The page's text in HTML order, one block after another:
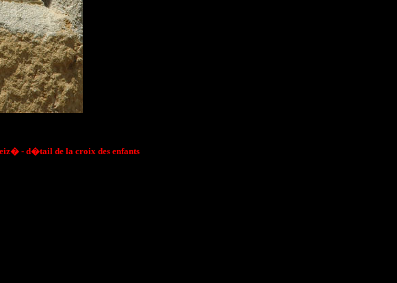
- d�tail de la croix des enfants